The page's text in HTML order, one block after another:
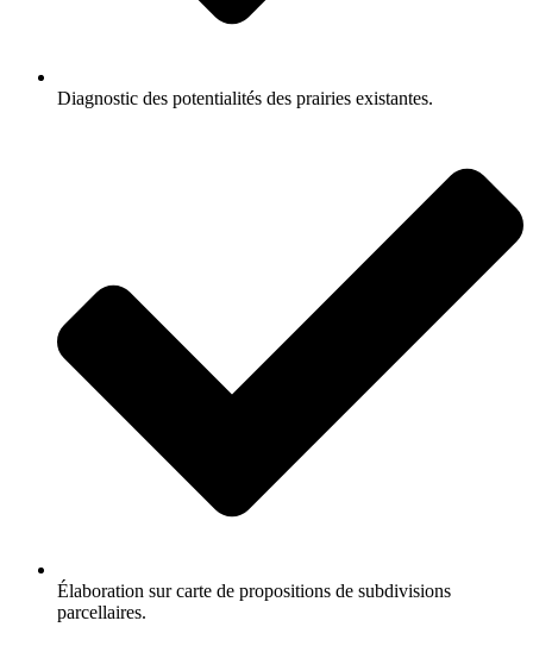
Diagnostic des potentialités des prairies existantes.
Élaboration sur carte de propositions de subdivisions
parcellaires.